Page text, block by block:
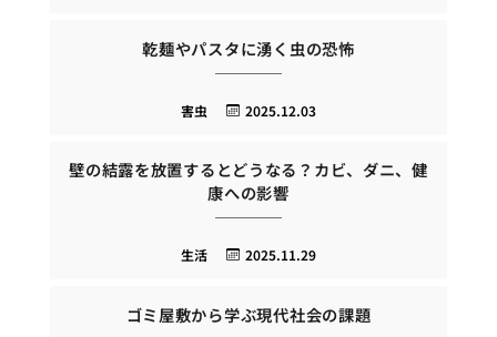
乾麺やパスタに湧く虫の恐怖
2025.12.03
害虫
壁の結露を放置するとどうなる？カビ、ダニ、健
康への影響
2025.11.29
生活
ゴミ屋敷から学ぶ現代社会の課題